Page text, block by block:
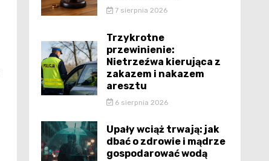
7 sierpnia 2026
Trzykrotne
przewinienie:
Nietrzeźwa kierująca z
zakazem i nakazem
aresztu
6 sierpnia 2026
Upały wciąż trwają: jak
dbać o zdrowie i mądrze
gospodarować wodą